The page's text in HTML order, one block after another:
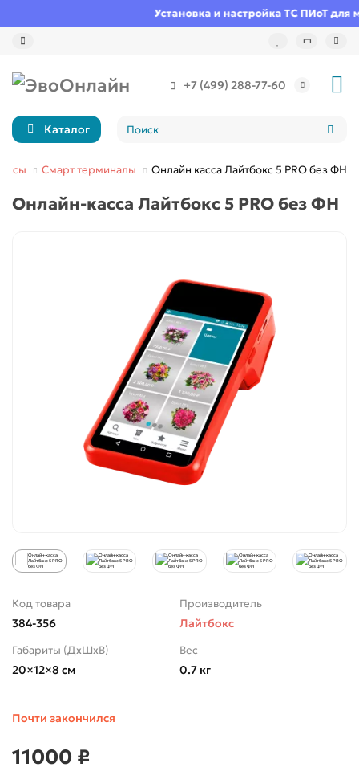
Установка и настройка ТС ПИоТ для
+7 (499) 288-77-60
Каталог
Смарт терминалы Онлайн касса Лайтбокс 5 PRO без ФН
Онлайн-касса Лайтбокс 5 PRO без ФН
Код товара
384-356
Производитель
Лайтбокс
Габариты (ДхШхВ)
20×12×8 см
Вес
0.7 кг
Почти закончился
11000 ₽